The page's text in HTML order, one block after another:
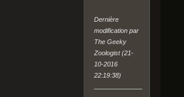
r pour
lire
Proba
bleme
nt
Dernière
modification par
The Geeky
Zoologist (21-
10-2016
22:19:38)